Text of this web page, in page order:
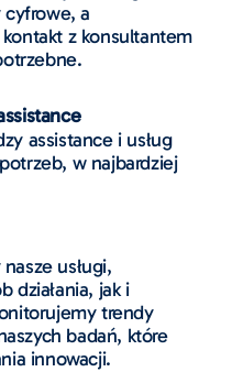
a
z konsultantem
assistance i usług
w najbardziej
usługi,
działania, jak i
trendy
badań, które
innowacji.